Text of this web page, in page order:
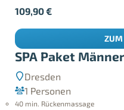
SPA Paket
Dresden
1 Personen
40 min. Rückenmassage
109,90€
ZUM